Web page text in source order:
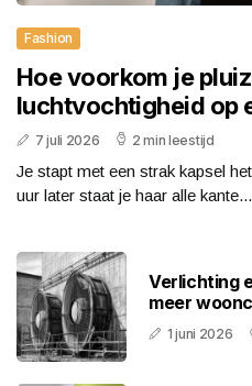
Fashion
Hoe voorkom je
luchtvochtigheid op
7 juli 2026 2 min leestijd
Je stapt met een strak kapsel
uur later staat je haar alle kante...
Verlichting
meer
1 juni 2026